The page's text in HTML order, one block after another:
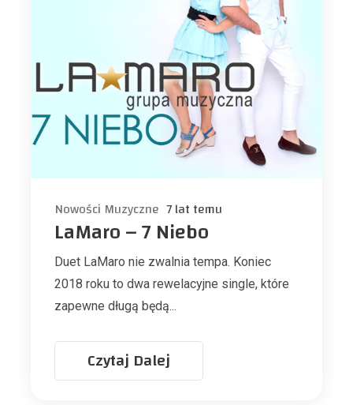
Nowości Muzyczne 7 lat temu
LaMaro – 7 Niebo
Duet LaMaro nie zwalnia tempa. Koniec
2018 roku to dwa rewelacyjne single, które
zapewne długą będą...
Czytaj Dalej